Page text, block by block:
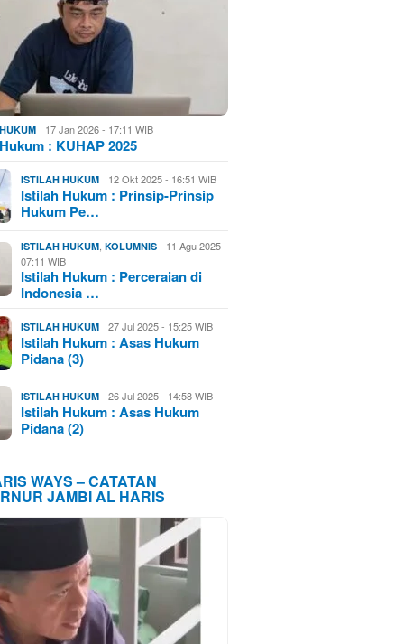
17 Jan 2026 - 17:11 WIB
: KUHAP 2025
ISTILAH HUKUM 12 Okt 2025 - 16:51 WIB
Istilah Hukum : Prinsip-Prinsip
Hukum Pe…
ISTILAH HUKUM ,KOLUMNIS
11 Agu 2025 -
07:11 WIB
Istilah Hukum : Perceraian di
Indonesia …
ISTILAH HUKUM 27 Jul 2025 - 15:25 WIB
Istilah Hukum : Asas Hukum
Pidana (3)
ISTILAH HUKUM 26 Jul 2025 - 14:58 WIB
Istilah Hukum : Asas Hukum
Pidana (2)
WAYS – CATATAN
JAMBI AL HARIS